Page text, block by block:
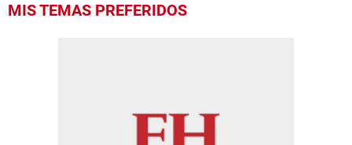
MIS TEMAS PREFERIDOS